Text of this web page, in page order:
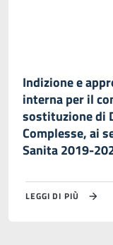
Indizione e
interna per il
sostituzione di
Complesse, ai
Sanita 2019-
LEGGI DI PIÙ